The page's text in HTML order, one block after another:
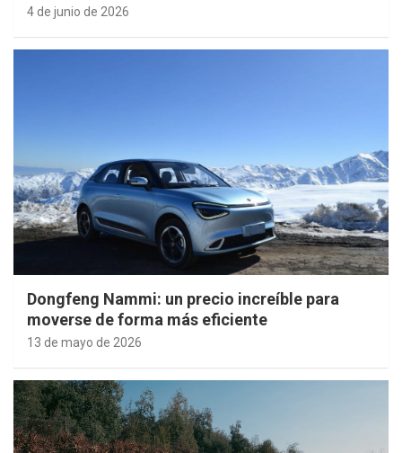
4 de junio de 2026
Dongfeng Nammi: un precio increíble para
moverse de forma más eficiente
13 de mayo de 2026